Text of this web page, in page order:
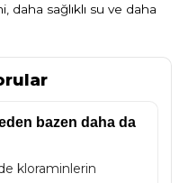
daha sağlıklı su ve daha
bazen daha da
kloraminlerin